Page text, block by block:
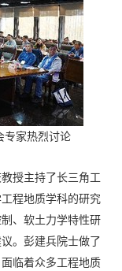
专家热烈讨论
授主持了长三角工
程地质学科的研究
、软土力学特性研
。彭建兵院士做了
临着众多工程地质